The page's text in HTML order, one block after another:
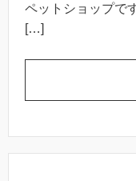
ペットショップで
[…]